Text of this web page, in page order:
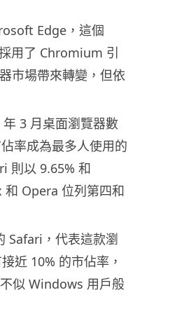
Edge，這個
用了 Chromium 引
市場帶來轉變，但依
3 月桌面瀏覽器數
率成為最多人使用的
則以 9.65% 和
Opera 位列第四和
Safari，代表這款瀏
近 10% 的市佔率，
似 Windows 用戶般